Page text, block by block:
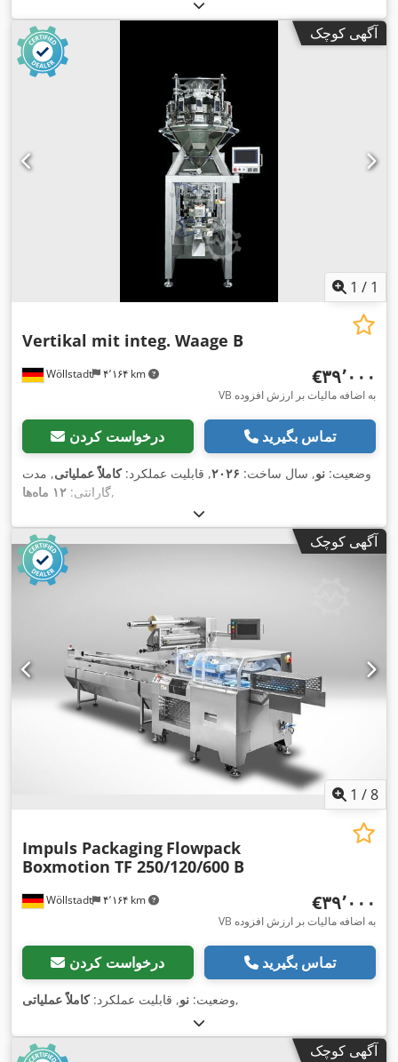
آگهی کوچک
1 / 1
Wöllstadt ۴٬۱۶۴ km
Vertikal mit integ. Waage B
‎€۳۹٬۰۰۰
VB به اضافه مالیات بر ارزش افزوده
درخواست کردن تماس بگیرید
وضعیت: نو, سال ساخت: ۲۰۲۶, قابلیت عملکرد:کاملاً عملیاتی, مدت
گارانتی: ۱۲ ماه‌ها ,
آگهی کوچک
1 /8
Wöllstadt ۴٬۱۶۴ km
Impuls Packaging Flowpack
Boxmotion TF 250/120/600 B
‎€۳۹٬۰۰۰
VB به اضافه مالیات بر ارزش افزوده
درخواست کردن تماس بگیرید
وضعیت: نو, قابلیت عملکرد:کاملاً عملیاتی ,
آگهی کوچک